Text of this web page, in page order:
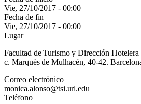
Vie, 27/10/2017 - 00:00
Fecha de fin
Vie, 27/10/2017 - 00:00
Lugar
Facultad de Turismo y Dirección
c. Marquès de Mulhacén, 40-42.
Correo electrónico
monica.alonso@tsi.url.edu
Teléfono